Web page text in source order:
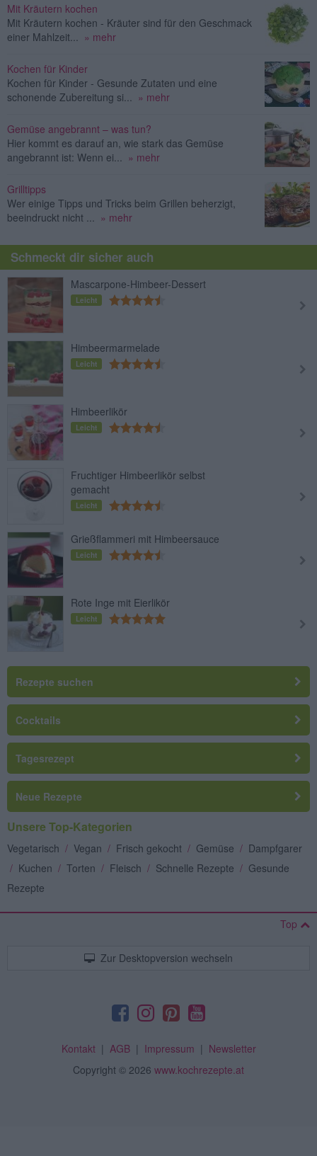
Mit Kräutern kochen
Mit Kräutern kochen - Kräuter sind für den Geschmack
einer Mahlzeit...
» mehr
Kochen für Kinder
Kochen für Kinder - Gesunde Zutaten und eine
schonende Zubereitung si...
» mehr
Gemüse angebrannt – was tun?
Hier kommt es darauf an, wie stark das Gemüse
angebrannt ist: Wenn ei...
» mehr
Grilltipps
Wer einige Tipps und Tricks beim Grillen beherzigt,
beeindruckt nicht ...
» mehr
Schmeckt dir sicher auch
Mascarpone-Himbeer-Dessert
Leicht
Himbeermarmelade
Leicht
Himbeerlikör
Leicht
Fruchtiger Himbeerlikör selbst
gemacht
Leicht
Grießflammeri mit Himbeersauce
Leicht
Rote Inge mit Eierlikör
Leicht
Rezepte suchen
Cocktails
Tagesrezept
Neue Rezepte
Unsere Top-Kategorien
Vegetarisch / Vegan / Frisch gekocht / Gemüse / Dampfgarer
/ Kuchen / Torten / Fleisch / Schnelle Rezepte / Gesunde
Rezepte
Top
Zur Desktopversion wechseln
Kontakt| AGB| Impressum | Newsletter
Copyright © 2026 www.kochrezepte.at